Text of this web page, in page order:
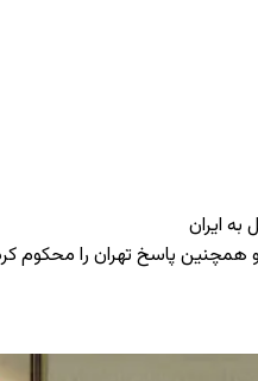
ایران
و همچنین پاسخ تهران را